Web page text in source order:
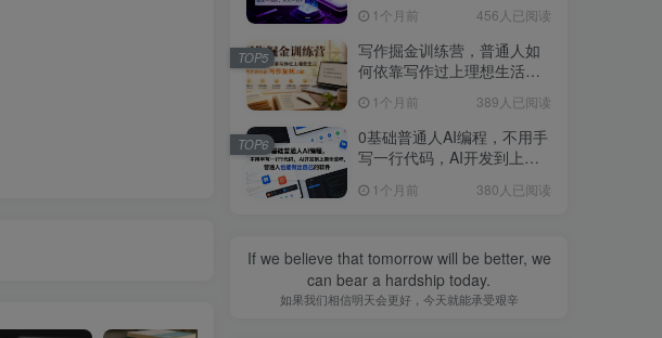
1个月前 456人已阅读
写作掘金训练营，普通人如
何依靠写作过上理想生活，
（更新6月）
1个月前 389人已阅读
TOP5
0基础普通人AI编程，不用手
写一行代码，AI开发到上架
己的软件
1个月前 380人已阅读
TOP6
If we believe that tomorrow will be better, we
can bear a hardship today.
如果我们相信明天会更好，今天就能承受艰辛